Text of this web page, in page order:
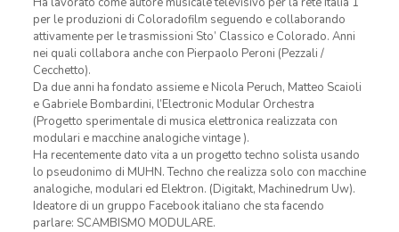
per le produzioni di Coloradofilm seguendo e collaborando
attivamente per le trasmissioni Sto’ Classico e Colorado. Anni
nei quali collabora anche con Pierpaolo Peroni (Pezzali /
Cecchetto).
Da due anni ha fondato assieme e Nicola Peruch, Matteo Scaioli
e Gabriele Bombardini, l’Electronic Modular Orchestra
(Progetto sperimentale di musica elettronica realizzata con
modulari e macchine analogiche vintage ).
Ha recentemente dato vita a un progetto techno solista usando
lo pseudonimo di MUHN. Techno che realizza solo con macchine
analogiche, modulari ed Elektron. (Digitakt, Machinedrum Uw).
Ideatore di un gruppo Facebook italiano che sta facendo
parlare: SCAMBISMO MODULARE.